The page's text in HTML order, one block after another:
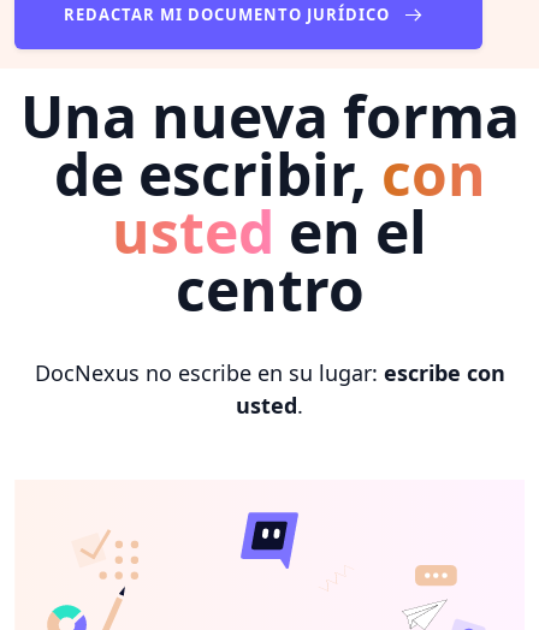
REDACTAR MI DOCUMENTO JURÍDICO
Una nueva forma
de escribir, con
usted en el
centro
DocNexus no escribe en su lugar: escribe con
usted.